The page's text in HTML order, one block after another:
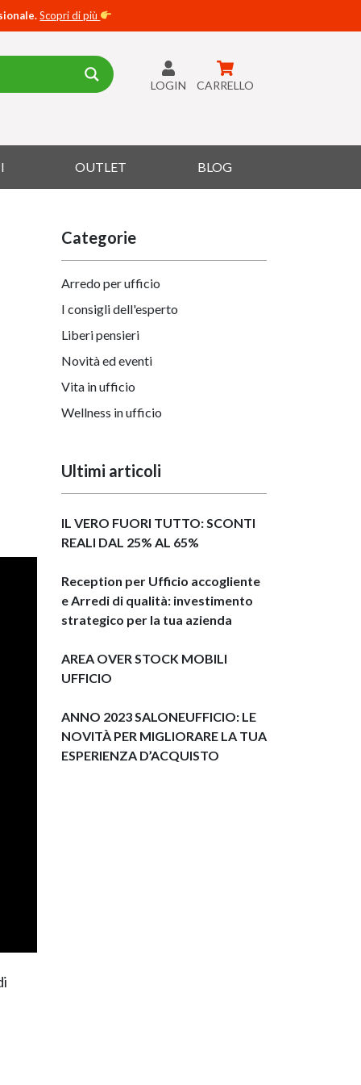
Scopri di più
LOGIN CARRELLO
OUTLET BLOG
Categorie
Arredo per ufficio
I consigli dell'esperto
Liberi pensieri
Novità ed eventi
Vita in ufficio
Wellness in ufficio
Ultimi articoli
IL VERO FUORI TUTTO: SCONTI
REALI DAL 25% AL 65%
Reception per Ufficio accogliente
e Arredi di qualità: investimento
strategico per la tua azienda
AREA OVER STOCK MOBILI
UFFICIO
ANNO 2023 SALONEUFFICIO: LE
NOVITÀ PER MIGLIORARE LA TUA
ESPERIENZA D’ACQUISTO